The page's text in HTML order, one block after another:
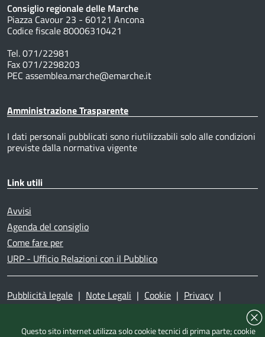
Consiglio regionale delle Marche
Piazza Cavour 23 - 60121 Ancona
Codice fiscale 80006310421
Tel. 071/22981
Fax 071/2298203
PEC assemblea.marche@emarche.it
Amministrazione Trasparente
I dati personali pubblicati sono riutilizzabili solo alle condizioni
previste dalla normativa vigente
Link utili
Avvisi
Agenda del consiglio
Come fare per
URP - Ufficio Relazioni con il Pubblico
Pubblicità legale | Note Legali | Cookie | Privacy |
Questo sito internet utilizza solo cookie tecnici di prima parte; cookie